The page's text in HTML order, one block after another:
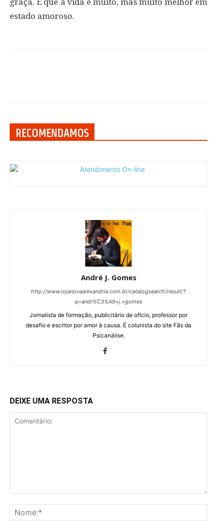
estado amoroso.
RECOMENDAMOS
André J. Gomes
http://www.lojanovaalexandria.com.br/catalogsearch/result/?
q=andr%C3%A9+j.+gomes
Jornalista de formação, publicitário de ofício, professor por
desafio e escritor por amor à causa. É colunista do site Fãs da
Psicanálise.
DEIXE UMA RESPOSTA